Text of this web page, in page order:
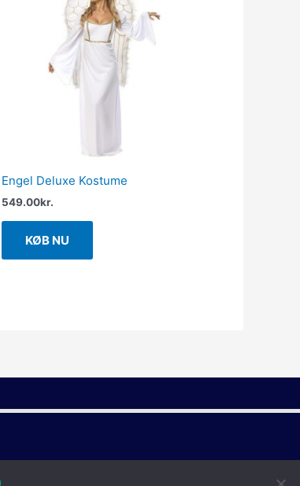
Engel Deluxe Kostume
549.00kr.
KØB NU